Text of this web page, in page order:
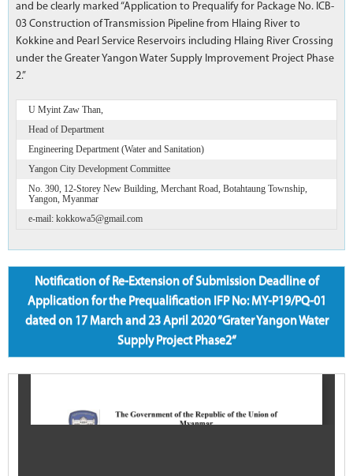
and be clearly marked “Application to Prequalify for Package No. ICB-
03 Construction of Transmission Pipeline from Hlaing River to
Kokkine and Pearl Service Reservoirs including Hlaing River Crossing
under the Greater Yangon Water Supply Improvement Project Phase
2.”
U Myint Zaw Than,
Head of Department
Engineering Department (Water and Sanitation)
Yangon City Development Committee
No. 390, 12-Storey New Building, Merchant Road, Botahtaung Township,
Yangon, Myanmar
e-mail: kokkowa5@gmail.com
Notification of Re-Extension of Submission Deadline of
Application for the Prequalification IFP No: MY-P19/PQ-01
dated on 17 March and 23 April 2020 “Grater Yangon Water
Supply Project Phase2“